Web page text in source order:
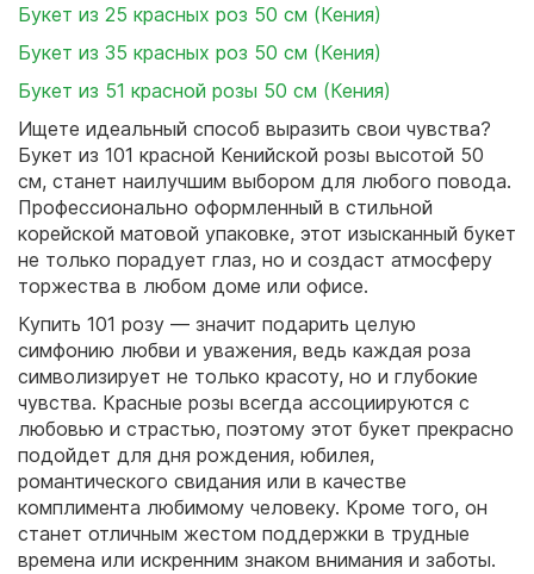
Букет из 25 красных роз 50 см (Кения)
Букет из 35 красных роз 50 см (Кения)
Букет из 51 красной розы 50 см (Кения)
Ищете идеальный способ выразить свои чувства?
Букет из 101 красной Кенийской розы высотой 50
см, станет наилучшим выбором для любого повода.
Профессионально оформленный в стильной
корейской матовой упаковке, этот изысканный букет
не только порадует глаз, но и создаст атмосферу
торжества в любом доме или офисе.
Купить 101 розу — значит подарить целую
симфонию любви и уважения, ведь каждая роза
символизирует не только красоту, но и глубокие
чувства. Красные розы всегда ассоциируются с
любовью и страстью, поэтому этот букет прекрасно
подойдет для дня рождения, юбилея,
романтического свидания или в качестве
комплимента любимому человеку. Кроме того, он
станет отличным жестом поддержки в трудные
времена или искренним знаком внимания и заботы.